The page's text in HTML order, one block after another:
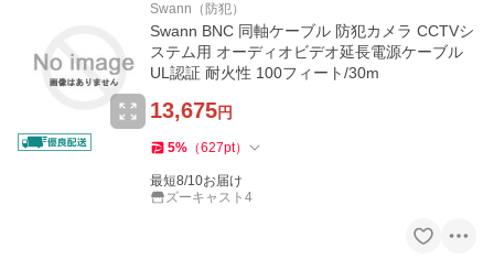
Swann（防犯）
Swann BNC 同軸ケーブル 防犯カメラ CCTVシ
ステム用 オーディオビデオ延長電源ケーブル
UL認証 耐火性 100フィート/30m
13,675円
5% （627pt）
最短8/10お届け
ズーキャスト4